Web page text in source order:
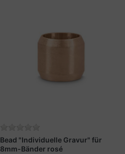
Bead "Individuelle Gravur" für
8mm-Bänder rosé